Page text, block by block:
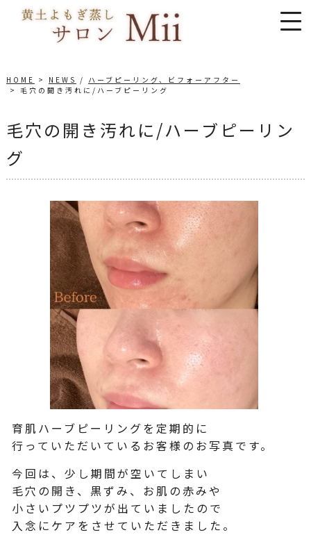
HOME NEWS / ハーブピーリング、ビフォーアフター
毛穴の開き汚れに/ハーブピーリング
毛穴の開き汚れに/ハーブピーリン
グ
育肌ハーブピーリングを定期的に
行っていただいているお客様のお写真です。
今回は、少し期間が空いてしまい
毛穴の開き、黒ずみ、お肌の赤みや
小さいプツプツが出ていましたので
入念にケアをさせていただきました。